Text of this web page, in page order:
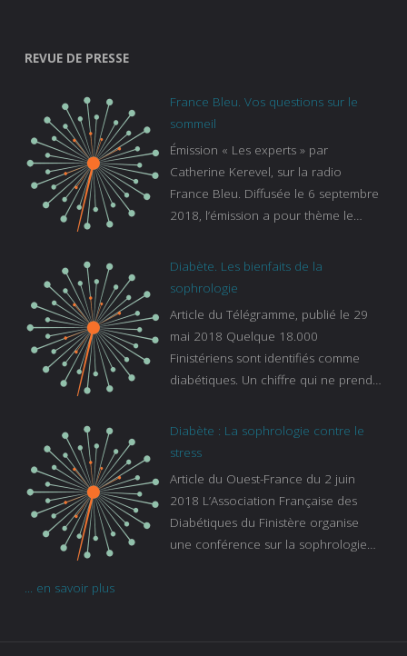
REVUE DE PRESSE
France Bleu. Vos questions sur le
sommeil
Émission « Les experts » par
Catherine Kerevel, sur la radio
France Bleu. Diffusée le 6 septembre
2018, l’émission a pour thème le
bleu :
https://www.francebleu.fr/emissions/l
sur-le-sommeil
Diabète. Les bienfaits de la
sophrologie
Article du Télégramme, publié le 29
mai 2018 Quelque 18.000
Finistériens sont identifiés comme
diabétiques. Un chiffre qui ne prend
s’ignorent. « C’est une pathologie qui
continue à augmenter, souligne
de la Caisse primaire d’assurance-
maladie. C’est aussi une pathologie
qui peut être handicapante et coûte
cher quand on sait que 37 % des
Diabète : La sophrologie contre le
stress
Article du Ouest-France du 2 juin
2018 L’Association Française des
Diabétiques du Finistère organise
une conférence sur la sophrologie
... en savoir plus